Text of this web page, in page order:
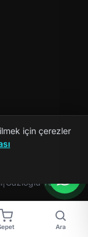
saklıdır.
|Gazioğlu Yazılım
Ara
için çerezler